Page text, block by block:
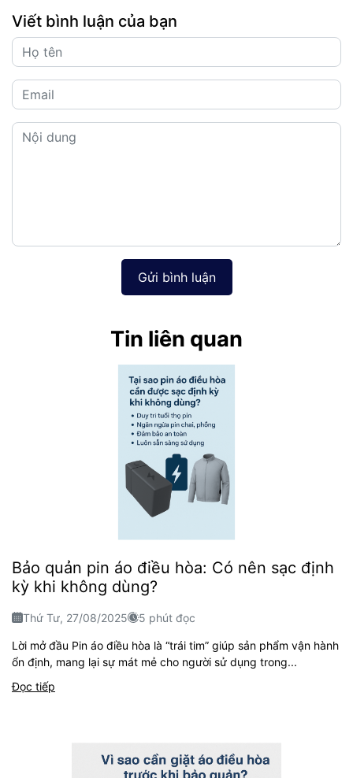
Viết bình luận của bạn
Gửi bình luận
Tin liên quan
Bảo quản pin áo điều hòa: Có nên sạc định
kỳ khi không dùng?
Thứ Tư, 27/08/2025 5 phút đọc
Lời mở đầu Pin áo điều hòa là “trái tim” giúp sản phẩm vận hành
ổn định, mang lại sự mát mẻ cho người sử dụng trong...
Đọc tiếp